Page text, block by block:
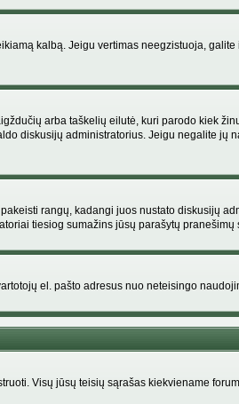
kalbą. Jeigu vertimas neegzistuoja, galite
arba taškelių eilutė, kuri parodo kiek
diskusijų administratorius. Jeigu negalite jų
rangų, kadangi juos nustato diskusijų
tiesiog sumažins jūsų parašytų pranešimų
el. pašto adresus nuo neteisingo
Visų jūsų teisių sąrašas kiekviename